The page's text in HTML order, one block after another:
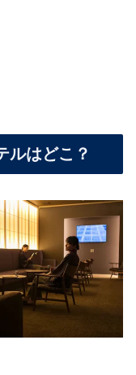
ルはどこ？